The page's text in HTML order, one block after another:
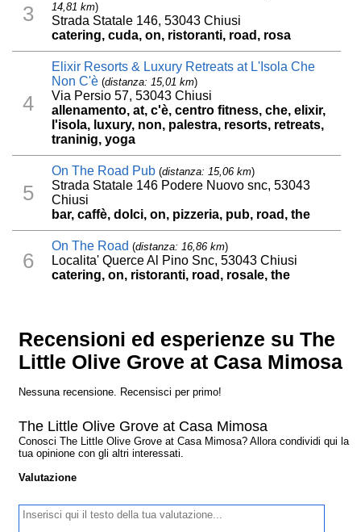
3
14,81 km)
Strada Statale 146, 53043 Chiusi
catering, cuda, on, ristoranti, road, rosa
4
Elixir Resorts & Luxury Retreats at L'Isola Che
Non C'è (distanza: 15,01 km)
Via Persio 57, 53043 Chiusi
allenamento, at, c'è, centro fitness, che, elixir,
l'isola, luxury, non, palestra, resorts, retreats,
traninig, yoga
5
On The Road Pub (distanza: 15,06 km)
Strada Statale 146 Podere Nuovo snc, 53043
Chiusi
bar, caffè, dolci, on, pizzeria, pub, road, the
6
On The Road (distanza: 16,86 km)
Localita' Querce Al Pino Snc, 53043 Chiusi
catering, on, ristoranti, road, rosale, the
Recensioni ed esperienze su The
Little Olive Grove at Casa Mimosa
Nessuna recensione. Recensisci per primo!
The Little Olive Grove at Casa Mimosa
Conosci The Little Olive Grove at Casa Mimosa? Allora condividi qui la
tua opinione con gli altri interessati.
Valutazione